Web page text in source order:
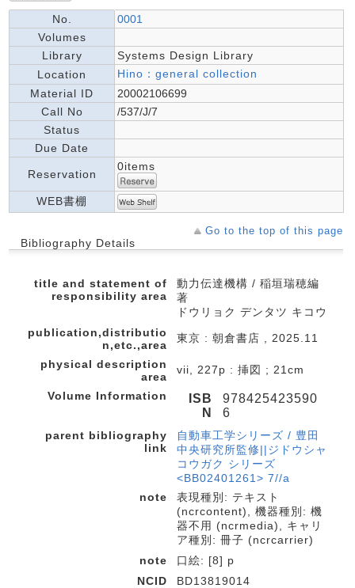
No.
0001
Volumes
Library
Systems Design Library
Location
Hino：general collection
Material ID
20002106699
Call No
/537/J/7
Status
Due Date
Reservation
0items
WEB書棚
Go to the top of this page
Bibliography Details
title and statement of
responsibility area
動力伝達機構 / 稲垣瑞穂編
著
ドウリョク デンタツ キコウ
publication,distributio
n,etc.,area
東京 : 朝倉書店 , 2025.11
physical description
area
vii, 227p : 挿図 ; 21cm
Volume Information
ISB
N
978425423590
6
parent bibliography
link
自動車工学シリーズ / 豊田
中央研究所監修||ジドウシャ
コウガク シリーズ
<BB02401261> 7//a
note
表現種別: テキスト
(ncrcontent), 機器種別: 機
器不用 (ncrmedia), キャリ
ア種別: 冊子 (ncrcarrier)
note
口絵: [8] p
NCID
BD13819014